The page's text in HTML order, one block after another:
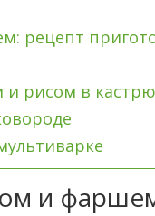
рецепт
и рисом в
и